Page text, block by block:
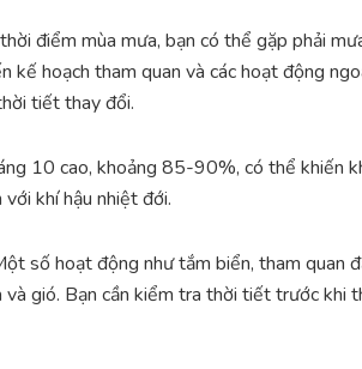
điểm mùa mưa, bạn có thể gặp phải
kế hoạch tham quan và các hoạt động
tiết thay đổi.
10 cao, khoảng 85-90%, có thể khiến
khí hậu nhiệt đới.
số hoạt động như tắm biển, tham quan
gió. Bạn cần kiểm tra thời tiết trước khi